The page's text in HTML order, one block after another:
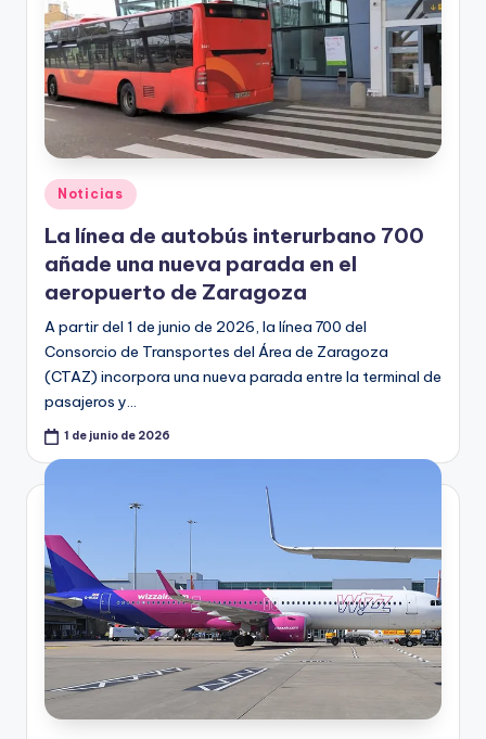
Publicado
en
Noticias
La línea de autobús interurbano 700
añade una nueva parada en el
aeropuerto de Zaragoza
A partir del 1 de junio de 2026, la línea 700 del
Consorcio de Transportes del Área de Zaragoza
(CTAZ) incorpora una nueva parada entre la terminal de
pasajeros y…
1 de junio de 2026